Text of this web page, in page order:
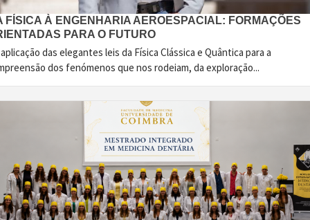
FÍSICA À ENGENHARIA AEROESPACIAL: FORMAÇÕES
PARA O FUTURO
das elegantes leis da Física Clássica e Quântica para a
dos fenómenos que nos rodeiam, da exploração...